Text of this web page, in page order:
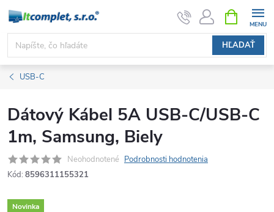
Prejsť
obsah
HĽADAŤ
KOŠÍK
USB-C
Dátový Kábel 5A USB-C/USB-C
1m, Samsung, Biely
Neohodnotené Podrobnosti hodnotenia
Kód: 8596311155321
Novinka